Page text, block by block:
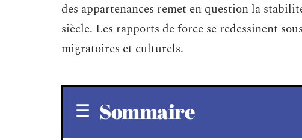
des appartenances remet en question la
siècle. Les rapports de force se redessinent
migratoires et culturels.
Sommaire